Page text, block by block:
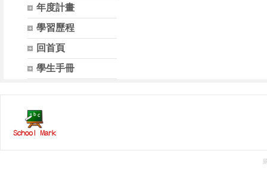
年度計畫
學習歷程
回首頁
學生手冊